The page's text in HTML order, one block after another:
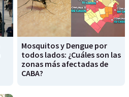
Mosquitos y Dengue por
todos lados: ¿Cuáles son las
zonas más afectadas de
CABA?